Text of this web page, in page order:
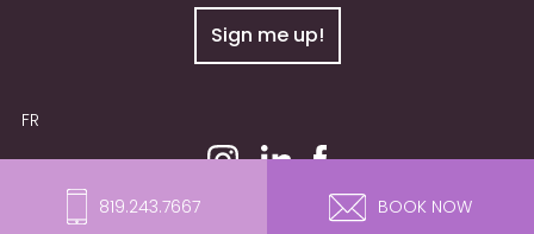
819.243.7667 BOOK NOW
FR
© 2026 MedicSPA Gatineau. All Rights Reserved.